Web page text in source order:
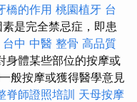
橋的作用 桃園植牙 台
是完全禁忌症，即患
台中 中醫 整骨 高品質
身體某些部位的按摩或
般按摩或獲得醫學意見
脊師證照培訓 天母按摩